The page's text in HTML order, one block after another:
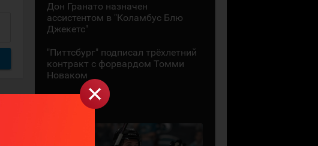
Дон Гранато назначен
ассистентом в "Коламбус Блю
Джекетс"
"Питтсбург" подписал трёхлетний
контракт с форвардом Томми
Новаком
29 ИЮЛЯ